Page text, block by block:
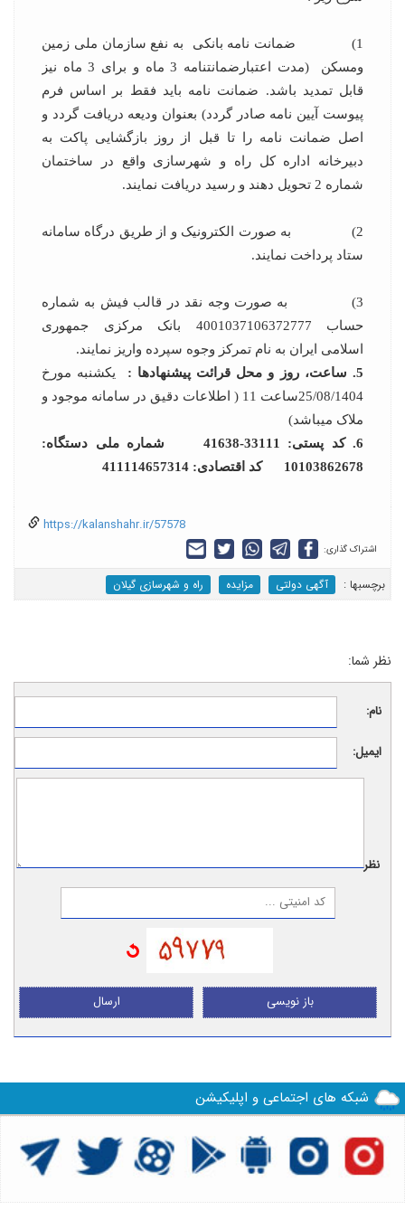
1) ضمانت نامه بانکی به نفع سازمان ملی زمین
ومسکن (مدت اعتبارضمانتنامه 3 ماه و برای 3 ماه نیز
قابل تمدید باشد. ضمانت نامه باید فقط بر اساس فرم
پیوست آیین نامه صادر گردد) بعنوان ودیعه دریافت گردد و
اصل ضمانت نامه را تا قبل از روز بازگشایی پاکت به
دبیرخانه اداره کل راه و شهرسازی واقع در ساختمان
شماره 2 تحویل دهند و رسید دریافت نمایند.
2) به صورت الکترونیک و از طریق درگاه سامانه
ستاد پرداخت نمایند.
3) به صورت وجه نقد در قالب فیش به شماره
حساب 4001037106372777 بانک مرکزی جمهوری
اسلامی ایران به نام تمرکز وجوه سپرده واریز نمایند.
5. ساعت، روز و محل قرائت پیشنهادها :
یکشنبه مورخ
25/08/1404ساعت 11 ( اطلاعات دقیق در سامانه موجود و
ملاک می­باشد)
6. کد پستی: 33111-41638 شماره ملی دستگاه:
10103862678 کد اقتصادی: 411114657314
https://kalanshahr.ir/57578
اشتراک گذاری:
برچسب‎ها : آگهی دولتی مزایده راه و شهرسازی گیلان
نظر شما:
نام:
ایمیل:
نظر:
ارسال باز نویسی
شبکه های اجتماعی و اپلیکیشن